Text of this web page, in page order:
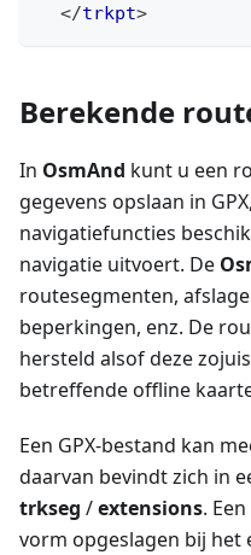
</trkpt>
Berekende
In OsmAnd kunt u een
gegevens opslaan in
navigatiefuncties
navigatie uitvoert. De
routesegmenten,
beperkingen, enz. De
hersteld alsof deze
betreffende offline
Een GPX-bestand kan
daarvan bevindt zich in
trkseg /extensions.
vorm opgeslagen bij het